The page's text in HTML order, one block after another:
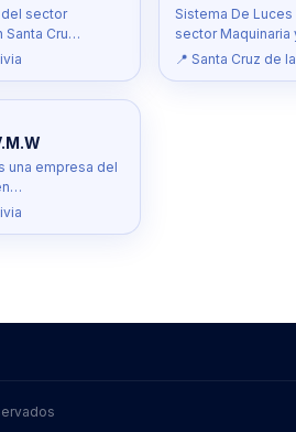
sector
Santa Cru…
Sistema De
sector
📍 Santa Cruz de
una empresa del